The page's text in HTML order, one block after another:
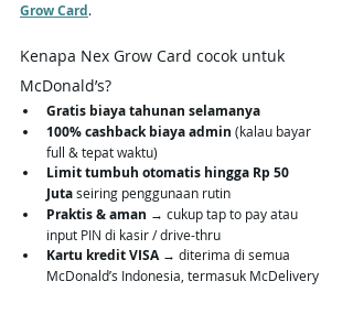
Grow Card.
Kenapa Nex Grow Card cocok untuk
McDonald’s?
Gratis biaya tahunan selamanya
100% cashback biaya admin (kalau bayar
full & tepat waktu)
Limit tumbuh otomatis hingga Rp 50
Juta seiring penggunaan rutin
Praktis & aman → cukup tap to pay atau
input PIN di kasir / drive-thru
Kartu kredit VISA → diterima di semua
McDonald’s Indonesia, termasuk McDelivery